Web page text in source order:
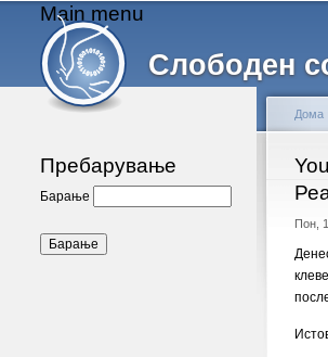
Слободен
Main menu
Пребарување
Барање
Дома
Пон,